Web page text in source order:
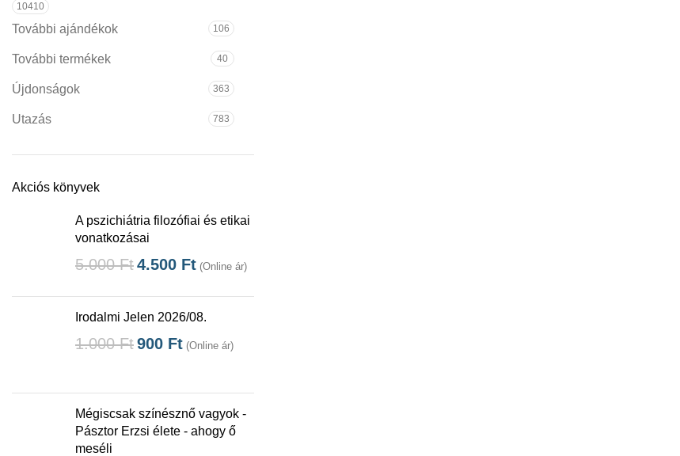
10410
További ajándékok 106
További termékek 40
Újdonságok 363
Utazás 783
Akciós könyvek
A pszichiátria filozófiai és etikai
vonatkozásai
5.000Ft4.500 Ft (Online ár)
Irodalmi Jelen 2026/08.
1.000Ft900 Ft (Online ár)
Mégiscsak színésznő vagyok -
Pásztor Erzsi élete - ahogy ő
meséli